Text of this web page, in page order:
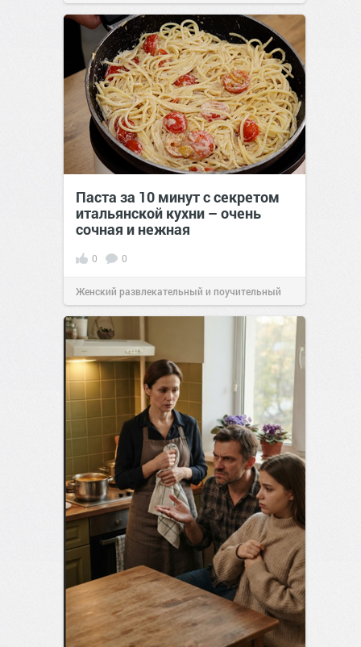
Паста за 10 минут с секретом
итальянской кухни – очень
сочная и нежная
0 0
Женский развлекательный и поучительный
сайт.23:40Вчера